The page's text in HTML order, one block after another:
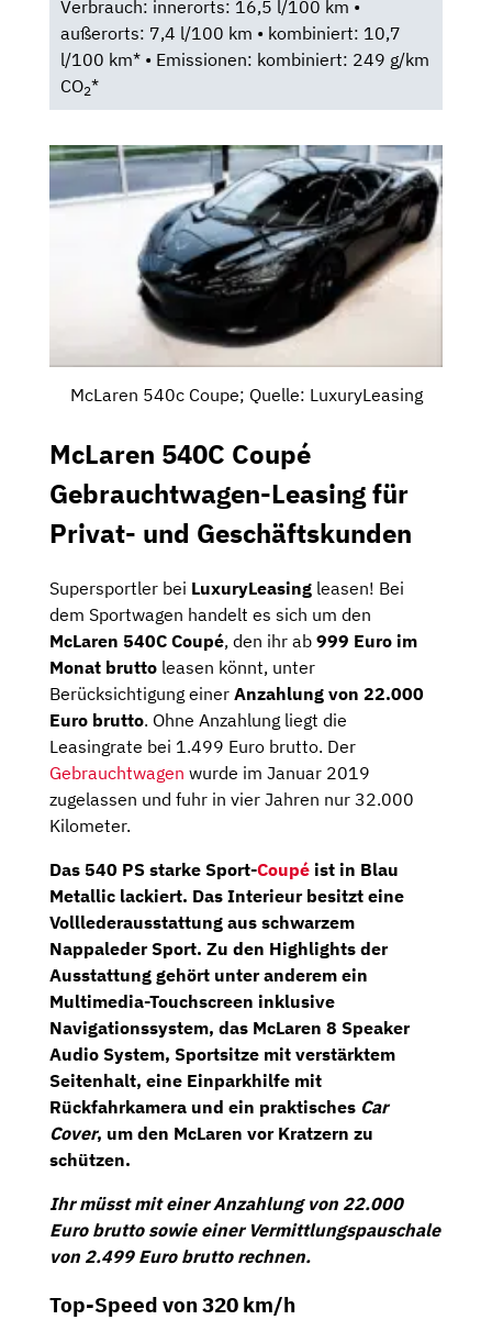
Verbrauch: innerorts: 16,5 l/100 km •
außerorts: 7,4 l/100 km • kombiniert: 10,7
l/100 km* • Emissionen: kombiniert: 249 g/km
CO2*
McLaren 540c Coupe; Quelle: LuxuryLeasing
McLaren 540C Coupé
Gebrauchtwagen-Leasing für
Privat- und Geschäftskunden
Supersportler bei LuxuryLeasing leasen! Bei
dem Sportwagen handelt es sich um den
McLaren 540C Coupé, den ihr ab 999 Euro im
Monat brutto leasen könnt, unter
Berücksichtigung einer Anzahlung von 22.000
Euro brutto. Ohne Anzahlung liegt die
Leasingrate bei 1.499 Euro brutto. Der
Gebrauchtwagen wurde im Januar 2019
zugelassen und fuhr in vier Jahren nur 32.000
Kilometer.
Das 540 PS starke Sport-Coupé ist in Blau
Metallic lackiert. Das Interieur besitzt eine
Volllederausstattung aus schwarzem
Nappaleder Sport. Zu den Highlights der
Ausstattung gehört unter anderem ein
Multimedia-Touchscreen inklusive
Navigationssystem, das McLaren 8 Speaker
Audio System, Sportsitze mit verstärktem
Seitenhalt, eine Einparkhilfe mit
Rückfahrkamera und ein praktisches Car
Cover, um den McLaren vor Kratzern zu
schützen.
Ihr müsst mit einer Anzahlung von 22.000
Euro brutto sowie einer Vermittlungspauschale
von 2.499 Euro brutto rechnen.
Top-Speed von 320 km/h